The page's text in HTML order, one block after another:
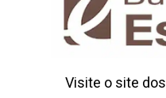
Visite o site dos